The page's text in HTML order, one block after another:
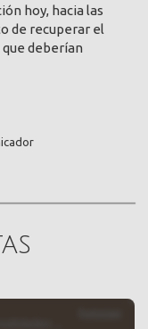
hoy, hacia las
de recuperar el
deberían